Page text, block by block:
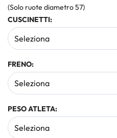
(Solo ruote diametro 57)
CUSCINETTI:
FRENO:
PESO ATLETA: